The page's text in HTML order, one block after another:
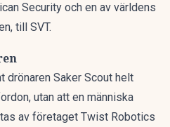
Security och en av världens
till SVT.
drönaren Saker Scout helt
utan att en människa
av företaget Twist Robotics